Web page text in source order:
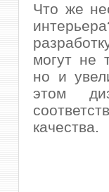
Что же
могут не
но и
этом
качества.